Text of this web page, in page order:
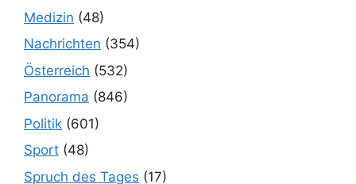
Medizin (48)
Nachrichten (354)
Österreich (532)
Panorama (846)
Politik (601)
Sport (48)
Spruch des Tages (17)